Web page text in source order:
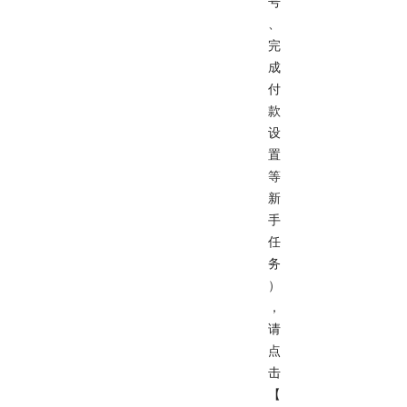
完
成
付
款
设
置
等
新
手
任
务
）
，
请
点
击
【